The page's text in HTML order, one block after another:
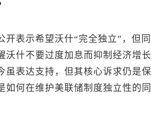
开表示希望沃什“完全独立”，但
沃什不要过度加息而抑制经济增
虽表达支持，但其核心诉求仍是
如何在维护美联储制度独立性的